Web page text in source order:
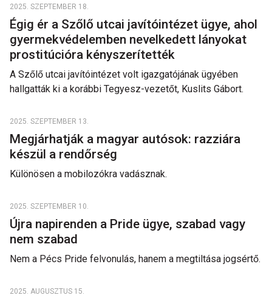
2025. SZEPTEMBER 18.
Égig ér a Szőlő utcai javítóintézet ügye, ahol
gyermekvédelemben nevelkedett lányokat
prostitúcióra kényszerítették
A Szőlő utcai javítóintézet volt igazgatójának ügyében
hallgatták ki a korábbi Tegyesz-vezetőt, Kuslits Gábort.
2025. SZEPTEMBER 13.
Megjárhatják a magyar autósok: razziára
készül a rendőrség
Különösen a mobilozókra vadásznak.
2025. SZEPTEMBER 10.
Újra napirenden a Pride ügye, szabad vagy
nem szabad
Nem a Pécs Pride felvonulás, hanem a megtiltása jogsértő.
2025. AUGUSZTUS 15.